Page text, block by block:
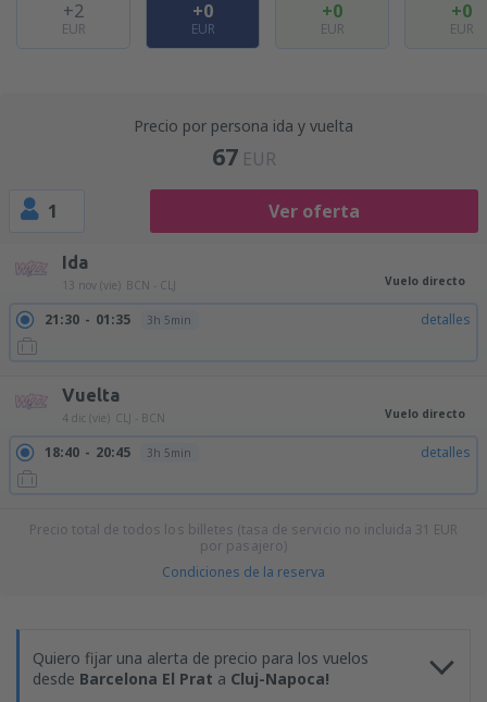
+2
EUR
+0
EUR
+0
EUR
+0
EUR
Precio por persona ida y vuelta
67 EUR
1 Ver oferta
Ida
13 nov (vie) BCN - CLJ Vuelo directo
21:30 01:35 3h 5min detalles
Vuelta
4 dic (vie) CLJ - BCN Vuelo directo
18:40 20:45 3h 5min detalles
Precio total de todos los billetes (tasa de servicio no incluida 31 EUR
por pasajero)
Condiciones de la reserva
Quiero fijar una alerta de precio para los vuelos
desde Barcelona El Prat a Cluj-Napoca!